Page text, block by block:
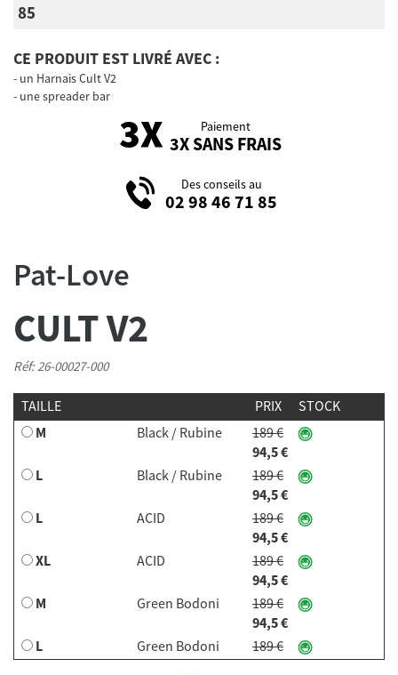
85
CE PRODUIT EST LIVRÉ AVEC :
un Harnais Cult V2
une spreader bar
Paiement
3X SANS FRAIS
Des conseils au
02 98 46 71 85
Pat-Love
CULT V2
Réf: 26-00027-000
TAILLE PRIX
STOCK
M
Black / Rubine
189 €
94,5 €
L
Black / Rubine
189 €
94,5 €
L
ACID
189 €
94,5 €
XL
ACID
189 €
94,5 €
M
Green Bodoni
189 €
94,5 €
L
Green Bodoni
189 €
94,5 €